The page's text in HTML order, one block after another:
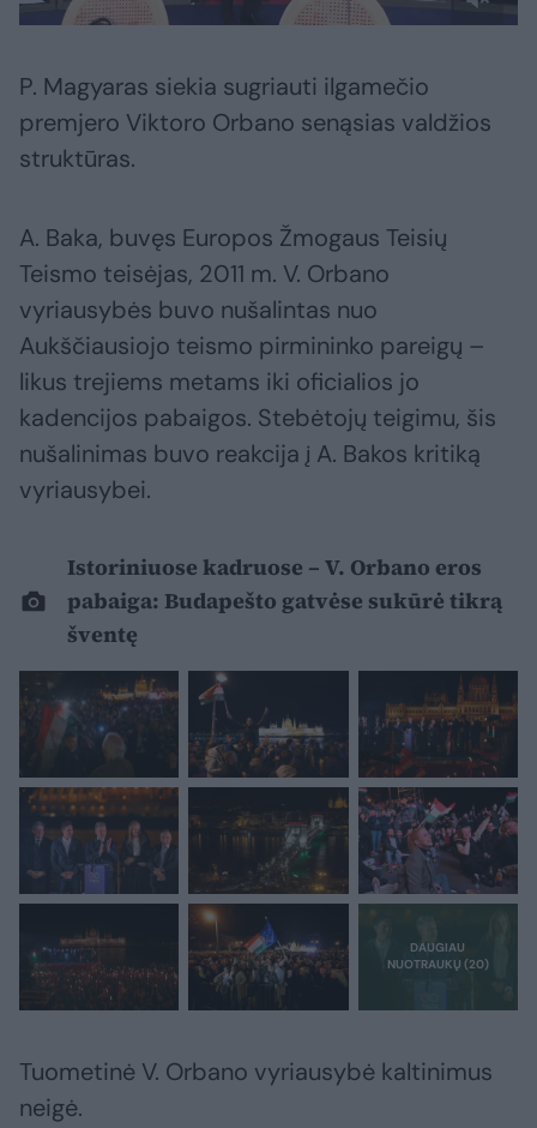
P. Magyaras siekia sugriauti ilgamečio
premjero Viktoro Orbano senąsias valdžios
struktūras.
A. Baka, buvęs Europos Žmogaus Teisių
Teismo teisėjas, 2011 m. V. Orbano
vyriausybės buvo nušalintas nuo
Aukščiausiojo teismo pirmininko pareigų –
likus trejiems metams iki oficialios jo
kadencijos pabaigos. Stebėtojų teigimu, šis
nušalinimas buvo reakcija į A. Bakos kritiką
vyriausybei.
Istoriniuose kadruose – V. Orbano eros
pabaiga: Budapešto gatvėse sukūrė tikrą
šventę
Tuometinė V. Orbano vyriausybė kaltinimus
neigė.